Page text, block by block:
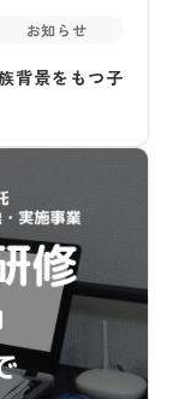
お知らせ
背景をもつ子